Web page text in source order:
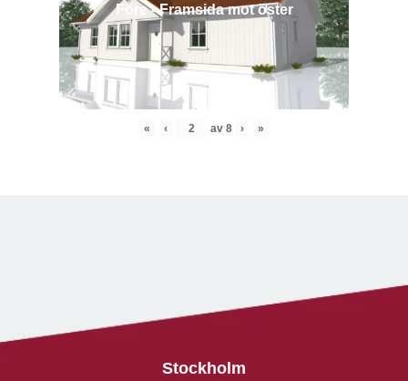
Före - Framsida mot öster
« ‹ av 8 › »
Stockholm